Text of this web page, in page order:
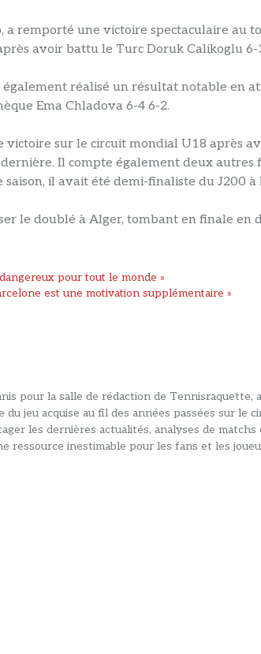
a remporté une victoire spectaculaire au
avoir battu le Turc Doruk Calikoglu
également réalisé un résultat notable en
Ema Chladova 6-4 6-2.
victoire sur le circuit mondial U18 après
Il compte également deux autres
il avait été demi-finaliste du J200 à
le doublé à Alger, tombant en finale en
pour tout le monde »
est une motivation supplémentaire »
pour la salle de rédaction de Tennisraquette,
jeu acquise au fil des années passées sur le
les dernières actualités, analyses de matchs
ressource inestimable pour les fans et les